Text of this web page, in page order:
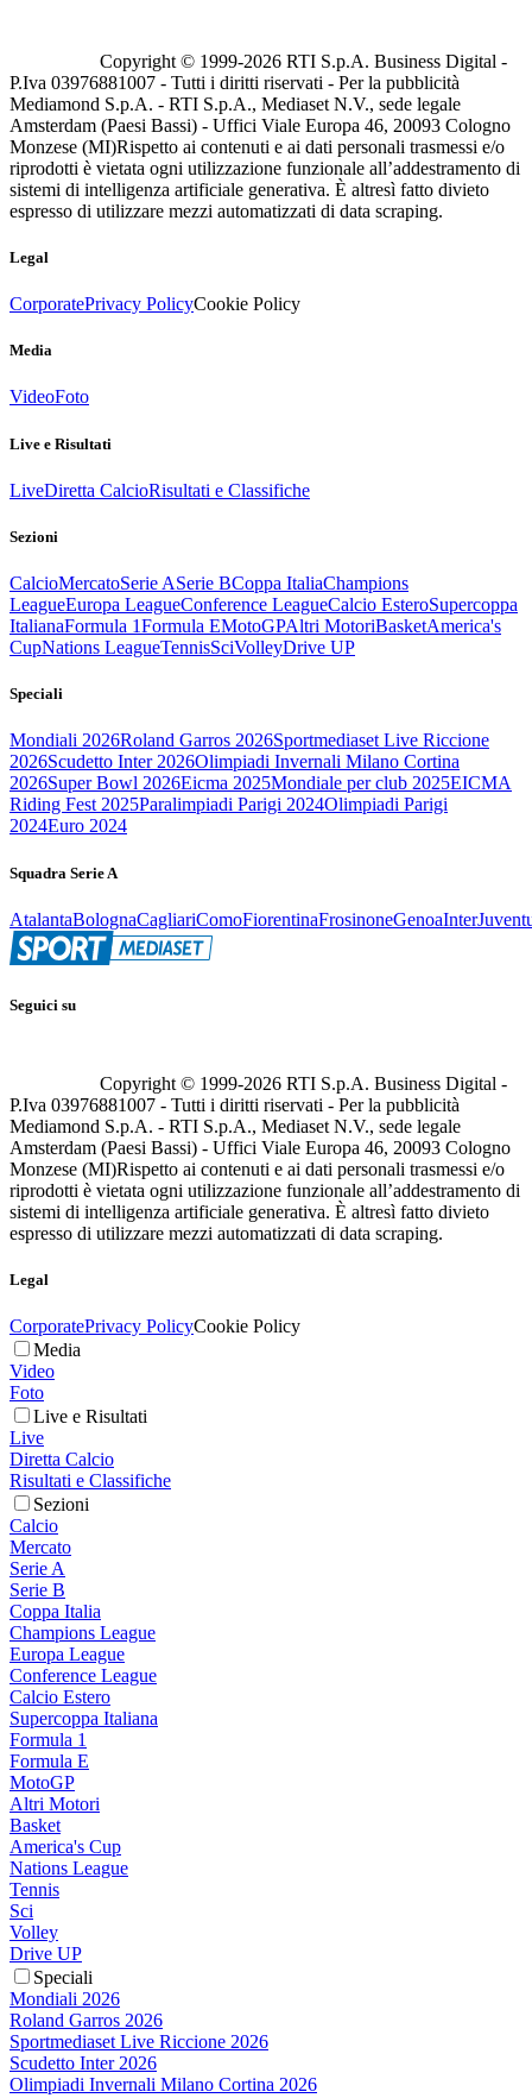
Copyright © 1999-2026 RTI S.p.A. Business Digital -
P.Iva 03976881007 - Tutti i diritti riservati - Per la pubblicità
Mediamond S.p.A. - RTI S.p.A., Mediaset N.V., sede legale
Amsterdam (Paesi Bassi) - Uffici Viale Europa 46, 20093 Cologno
Monzese (MI)Rispetto ai contenuti e ai dati personali trasmessi e/o
riprodotti è vietata ogni utilizzazione funzionale all’addestramento di
sistemi di intelligenza artificiale generativa. È altresì fatto divieto
espresso di utilizzare mezzi automatizzati di data scraping.
Legal
CorporatePrivacy PolicyCookie Policy
Media
VideoFoto
Live e Risultati
LiveDiretta CalcioRisultati e Classifiche
Sezioni
CalcioMercatoSerie ASerie BCoppa ItaliaChampions
LeagueEuropa LeagueConference LeagueCalcio EsteroSupercoppa
ItalianaFormula 1Formula EMotoGPAltri MotoriBasketAmerica's
CupNations LeagueTennisSciVolleyDrive UP
Speciali
Mondiali 2026Roland Garros 2026Sportmediaset Live Riccione
2026Scudetto Inter 2026Olimpiadi Invernali Milano Cortina
2026Super Bowl 2026Eicma 2025Mondiale per club 2025EICMA
Riding Fest 2025Paralimpiadi Parigi 2024Olimpiadi Parigi
2024Euro 2024
Squadra Serie A
AtalantaBolognaCagliariComoFiorentinaFrosinoneGenoaInter
Seguici su
Copyright © 1999-2026 RTI S.p.A. Business Digital -
P.Iva 03976881007 - Tutti i diritti riservati - Per la pubblicità
Mediamond S.p.A. - RTI S.p.A., Mediaset N.V., sede legale
Amsterdam (Paesi Bassi) - Uffici Viale Europa 46, 20093 Cologno
Monzese (MI)Rispetto ai contenuti e ai dati personali trasmessi e/o
riprodotti è vietata ogni utilizzazione funzionale all’addestramento di
sistemi di intelligenza artificiale generativa. È altresì fatto divieto
espresso di utilizzare mezzi automatizzati di data scraping.
Legal
CorporatePrivacy PolicyCookie Policy
Media
Video
Foto
Live e Risultati
Live
Diretta Calcio
Risultati e Classifiche
Sezioni
Calcio
Mercato
Serie A
Serie B
Coppa Italia
Champions League
Europa League
Conference League
Calcio Estero
Supercoppa Italiana
Formula 1
Formula E
MotoGP
Altri Motori
Basket
America's Cup
Nations League
Tennis
Sci
Volley
Drive UP
Speciali
Mondiali 2026
Roland Garros 2026
Sportmediaset Live Riccione 2026
Scudetto Inter 2026
Olimpiadi Invernali Milano Cortina 2026